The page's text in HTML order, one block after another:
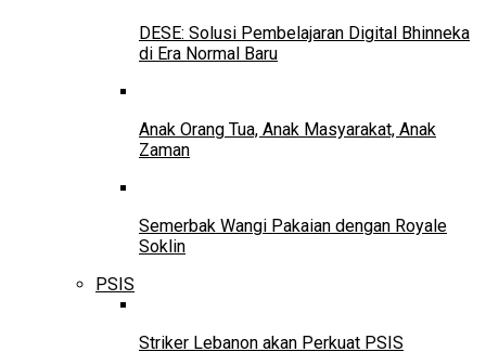
DESE: Solusi Pembelajaran Digital Bhinneka
di Era Normal Baru
Anak Orang Tua, Anak Masyarakat, Anak
Zaman
Semerbak Wangi Pakaian dengan Royale
Soklin
PSIS
Striker Lebanon akan Perkuat PSIS